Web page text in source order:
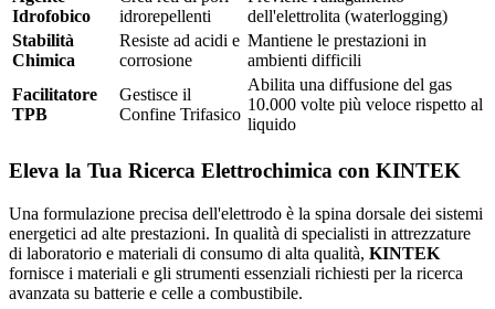
Idrofobico
idrorepellenti
dell'elettrolita (waterlogging)
Stabilità
Chimica
Resiste ad acidi e
corrosione
Mantiene le prestazioni in
ambienti difficili
Facilitatore
TPB
Gestisce il
Confine Trifasico
Abilita una diffusione del gas
10.000 volte più veloce rispetto al
liquido
Eleva la Tua Ricerca Elettrochimica con KINTEK
Una formulazione precisa dell'elettrodo è la spina dorsale dei sistemi
energetici ad alte prestazioni. In qualità di specialisti in attrezzature
di laboratorio e materiali di consumo di alta qualità, KINTEK
fornisce i materiali e gli strumenti essenziali richiesti per la ricerca
avanzata su batterie e celle a combustibile.